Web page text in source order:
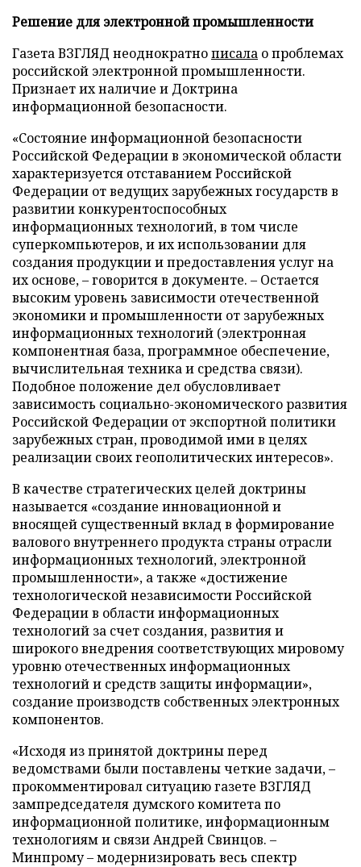
Решение для электронной промышленности
Газета ВЗГЛЯД неоднократнописала о проблемах
российской электронной промышленности.
Признает их наличие и Доктрина
информационной безопасности.
«Состояние информационной безопасности
Российской Федерации в экономической области
характеризуется отставанием Российской
Федерации от ведущих зарубежных государств в
развитии конкурентоспособных
информационных технологий, в том числе
суперкомпьютеров, и их использовании для
создания продукции и предоставления услуг на
их основе, – говорится в документе. – Остается
высоким уровень зависимости отечественной
экономики и промышленности от зарубежных
информационных технологий (электронная
компонентная база, программное обеспечение,
вычислительная техника и средства связи).
Подобное положение дел обусловливает
зависимость социально-экономического развития
Российской Федерации от экспортной политики
зарубежных стран, проводимой ими в целях
реализации своих геополитических интересов».
В качестве стратегических целей доктрины
называется «создание инновационной и
вносящей существенный вклад в формирование
валового внутреннего продукта страны отрасли
информационных технологий, электронной
промышленности», а также «достижение
технологической независимости Российской
Федерации в области информационных
технологий за счет создания, развития и
широкого внедрения соответствующих мировому
уровню отечественных информационных
технологий и средств защиты информации»,
создание производств собственных электронных
компонентов.
«Исходя из принятой доктрины перед
ведомствами были поставлены четкие задачи, –
прокомментировал ситуацию газете ВЗГЛЯД
зампредседателя думского комитета по
информационной политике, информационным
технологиям и связи Андрей Свинцов. –
Минпрому – модернизировать весь спектр